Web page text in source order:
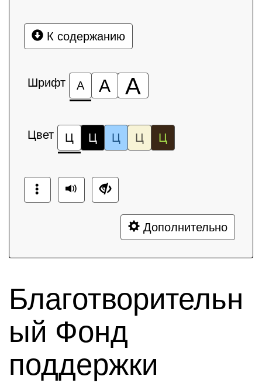
К содержанию
Шрифт А А А
Цвет Ц Ц Ц Ц Ц
Дополнительно
Благотворительн
ый Фонд
поддержки